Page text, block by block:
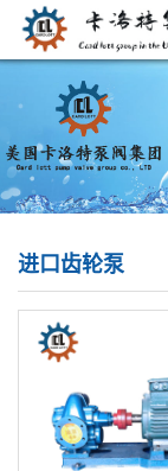
进口齿轮泵